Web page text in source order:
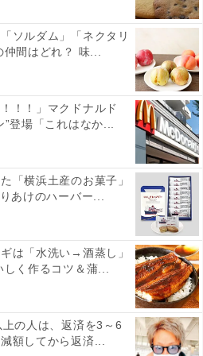
」の作り方
包装で入っています。大豆麺
るだけで食べられるので調理と
きでもすぐに食べられる点もい
ゆでる」「電子レンジでゆで
ソルダム」「ネクタリ
間はどれ？ 味...
！！」マクドナルド
登場「これはなか...
「横浜土産のお菓子」
あけのハーバー...
は「水洗い→酒蒸し」
く作るコツ＆蒲...
の人は、返済を3～6
額してから返済...